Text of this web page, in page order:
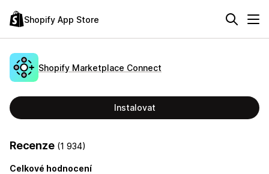
Shopify App Store
Shopify Marketplace Connect
Instalovat
Recenze (1 934)
Celkové hodnocení